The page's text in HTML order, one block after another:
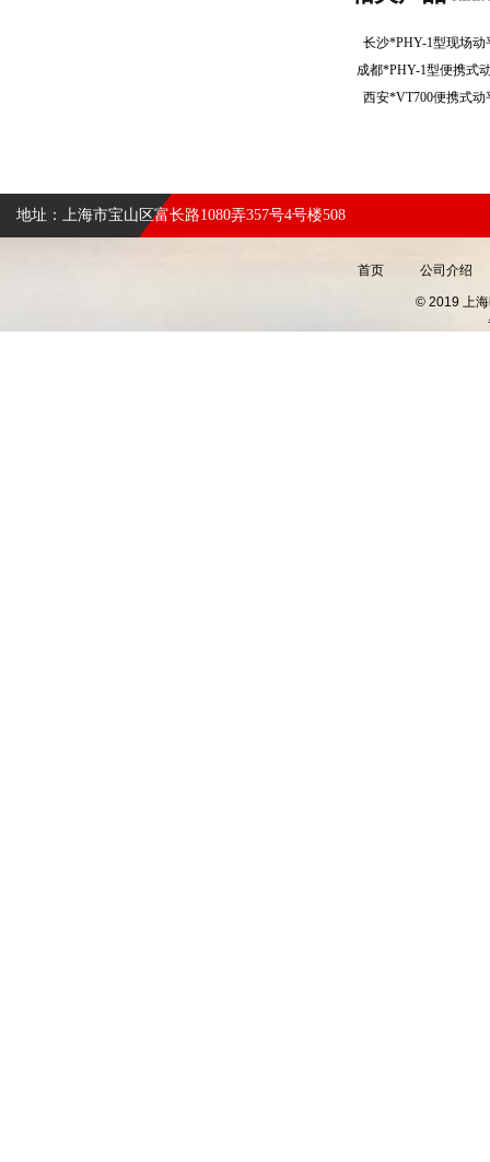
长沙*PHY-1型现场
成都*PHY-1型便携
西安*VT700便携式
地址：上海市宝山区富长路1080弄357号4号楼508
首页 公司介绍
© 2019 上